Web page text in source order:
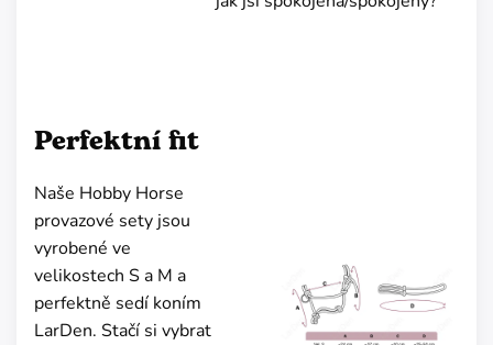
Perfektní fit
Naše Hobby Horse
provazové sety jsou
vyrobené ve
velikostech S a M a
perfektně sedí koním
LarDen. Stačí si vybrat